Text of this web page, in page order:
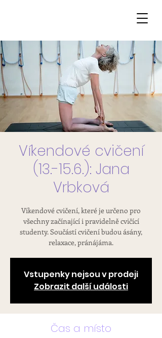
Víkendové cvičení
(13.-15.6.): Jana
Vrbková
Víkendové cvičení, které je určeno pro
všechny začínající i pravidelně cvičící
studenty. Součástí cvičení budou ásány,
relaxace, pránájáma.
Vstupenky nejsou v prodeji
Zobrazit další události
Čas a místo